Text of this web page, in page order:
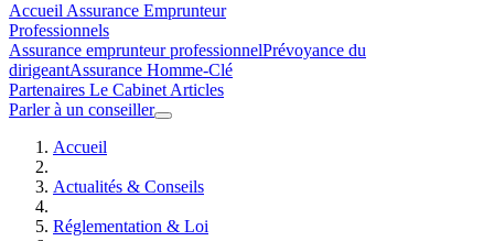
Accueil Assurance Emprunteur
Professionnels
Assurance emprunteur professionnelPrévoyance du
dirigeantAssurance Homme-Clé
Partenaires Le Cabinet Articles
Parler à un conseiller
Accueil
Actualités & Conseils
Réglementation & Loi